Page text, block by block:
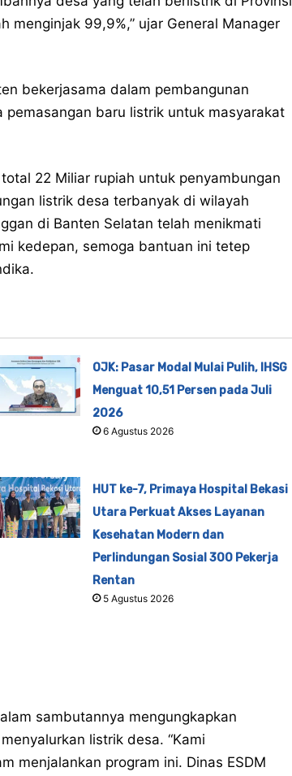
menginjak 99,9%,” ujar General Manager
bekerjasama dalam pembangunan
baru listrik untuk masyarakat
22 Miliar rupiah untuk penyambungan
listrik desa terbanyak di wilayah
di Banten Selatan telah menikmati
kedepan, semoga bantuan ini tetep
OJK: Pasar Modal Mulai Pulih, IHSG
Menguat 10,51 Persen pada Juli
2026
6 Agustus 2026
HUT ke-7, Primaya Hospital Bekasi
Utara Perkuat Akses Layanan
Kesehatan Modern dan
Perlindungan Sosial 300 Pekerja
Rentan
5 Agustus 2026
sambutannya mengungkapkan
listrik desa. “Kami
menjalankan program ini. Dinas ESDM